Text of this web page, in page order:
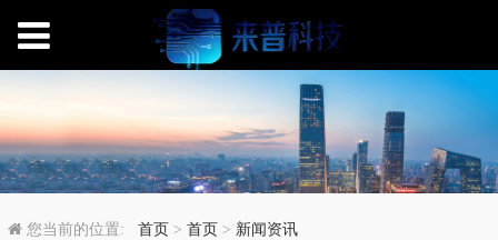
多门店服装店收银系统
您当前的位置:首页 >首页 > 新闻资讯